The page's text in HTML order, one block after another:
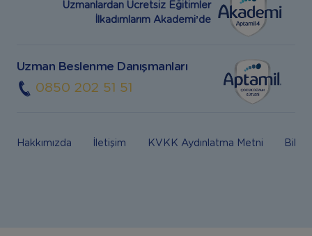
Uzmanlardan Ücretsiz Eğitimler
İlkadımlarım Akademi’de
Uzman Beslenme Danışmanları
0850 202 51 51
Hakkımızda İletişim KVKK Aydınlatma Metni Bilgi